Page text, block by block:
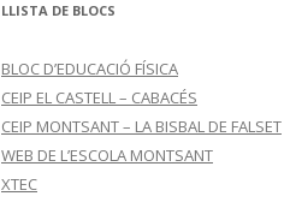
LLISTA DE BLOCS
BLOC D’EDUCACIÓ FÍSICA
CEIP EL CASTELL – CABACÉS
CEIP MONTSANT – LA BISBAL DE FALSET
WEB DE L’ESCOLA MONTSANT
XTEC